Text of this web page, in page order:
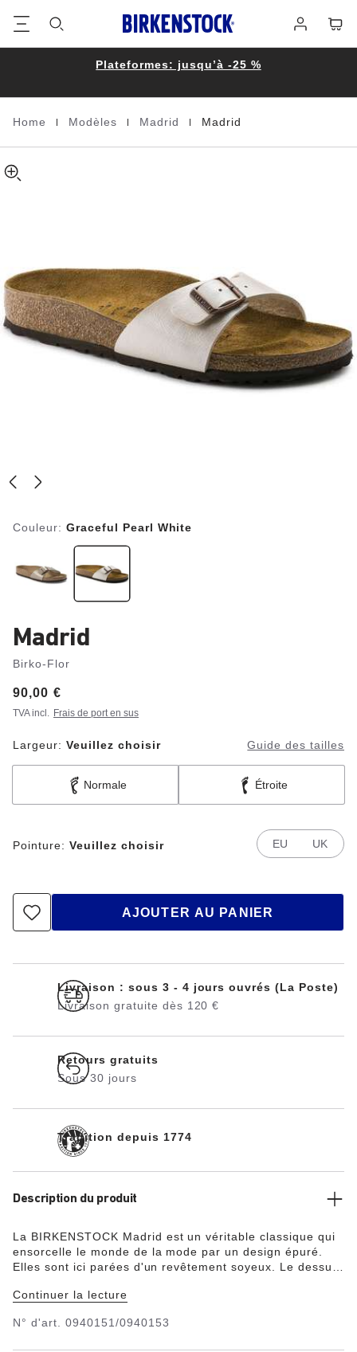
connecter
Plateformes: jusqu’à -25 %
Homepage
Home Modèles Madrid Madrid
Birko-
Flor
Couleur: Graceful Pearl White
Madrid
Birko-Flor
Price:
90,00 €
TVA incl. Frais de port en sus
Largeur: Veuillez choisir Guide des tailles
Normale Étroite
Pointure: Veuillez choisir EU UK
AJOUTER AU PANIER
Livraison : sous 3 - 4 jours ouvrés (La Poste)
Livraison gratuite dès 120 €
Retours gratuits
Sous 30 jours
Tradition depuis 1774
Description du produit
La BIRKENSTOCK Madrid est un véritable classique qui
ensorcelle le monde de la mode par un design épuré.
Elles sont ici parées d'un revêtement soyeux. Le dessus
hypoallergénique et résistante.
Continuer la lecture
N° d'art. 0940151/0940153
about
product
materials